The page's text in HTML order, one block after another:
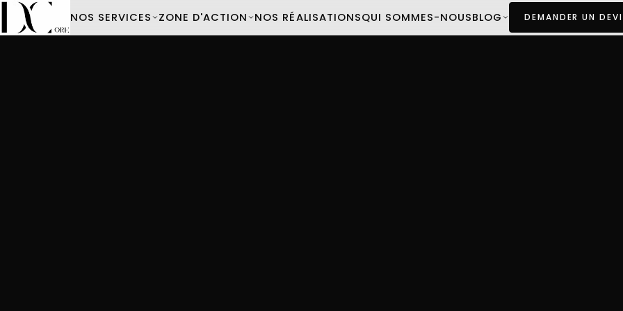
NOS SERVICES ZONE D'ACTION NOS RÉALISATIONSQUI SOMMES-NOUSBLOG DEMANDER UN